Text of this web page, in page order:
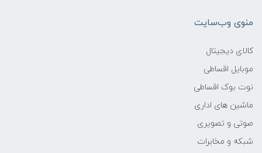
منوی وب‌سایت
کالای دیجیتال
موبایل اقساطی
نوت بوک اقساطی
ماشین های اداری
صوتی و تصویری
شبکه و مخابرات